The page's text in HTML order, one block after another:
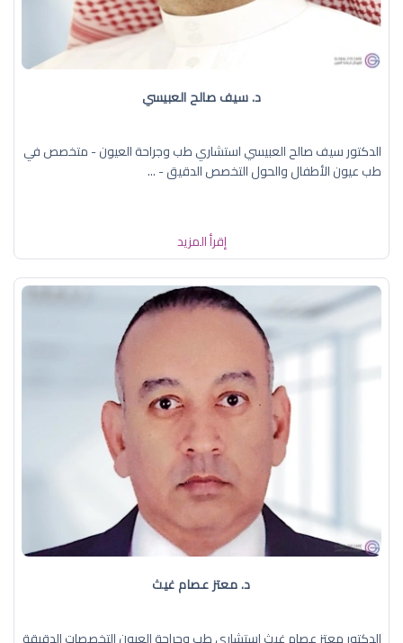
د. سيف صالح العبيسي
الدكتور سيف صالح العبيسي استشاري طب وجراحة العيون - متخصص في
طب عيون الأطفال والحول التخصص الدقيق - ...
إقرأ المزيد
د. معتز عصام غيث